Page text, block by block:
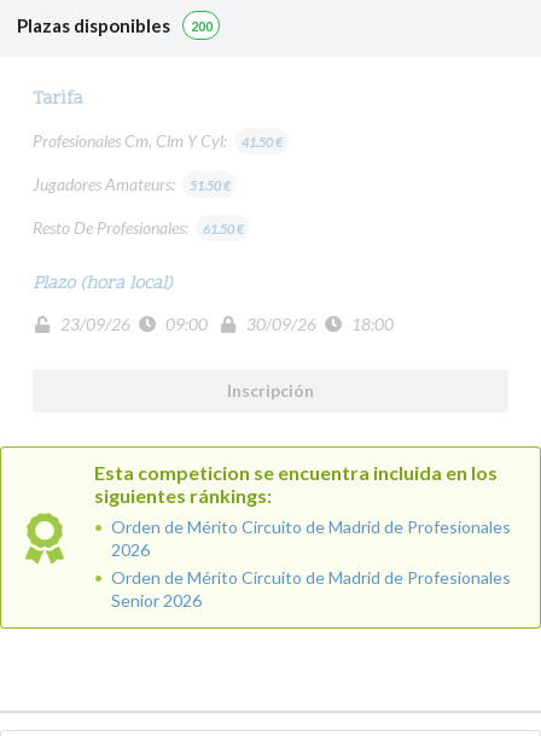
Plazas disponibles 200
Tarifa
Profesionales Cm, Clm Y Cyl: 41.50 €
Jugadores Amateurs: 51.50 €
Resto De Profesionales: 61.50 €
Plazo (hora local)
23/09/26 09:00 30/09/26 18:00
Inscripción
Esta competicion se encuentra incluida en los
siguientes ránkings:
Orden de Mérito Circuito de Madrid de Profesionales
2026
Orden de Mérito Circuito de Madrid de Profesionales
Senior 2026